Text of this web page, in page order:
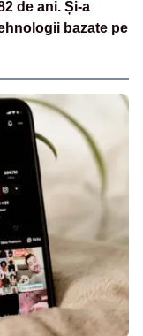
de ani. Și-a
bazate pe